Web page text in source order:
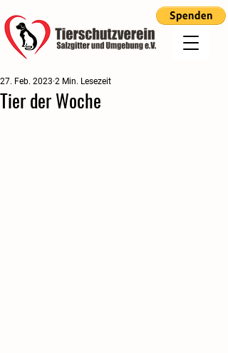
Tier der Woche
27. Feb. 2023 2 Min. Lesezeit